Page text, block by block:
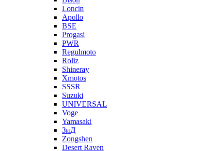
Loncin
Apollo
BSE
Progasi
PWR
Regulmoto
Roliz
Shineray
Xmotos
SSSR
Suzuki
UNIVERSAL
Voge
Yamasaki
ЗиД
Zongshen
Desert Raven